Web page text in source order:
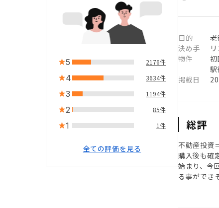
5 2176件
4 3634件
3 1194件
2 85件
1 1件
全ての評価を見る
目的
老
決め手
物件
初
掲載日
総評
不動産投資
購入後も確
始まり、今
る事ができ